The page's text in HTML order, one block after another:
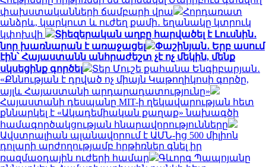
փախստականների ճամբարի վրա
Հորդառատ
անձրև, կարկուտ և ուժեղ քամի․ եղանակը կտրուկ
կփոխվի
Տիեզերական աղբը հարվածել է Լուսնին․
նոր խառնարան է առաջացել
Փաշինյան․ Երբ ասում
էին՝ Հայաստանն անհրաժեշտ չէ ոչ մեկին, մենք
սկսեցինք գործել
Տեր Մուշե քահանա Ենգիբարյան․
«Քննության է դրված ոչ միայն Կաթողիկոսի գործը,
այլև Հայաստանի արդարադատությունը»
Հայաստանի դեսպանը MIT-ի ղեկավարության հետ
քննարկել է «Ակադեմիական քաղաք» նախագծի
համագործակցության հնարավորությունները
Ավստրալիան պլանավորում է ԱՄՆ-ից 500 միլիոն
դոլարի արժողությամբ հրթիռներ գնել իր
ռազմաօդային ուժերի համար
Գևորգ Պապոյանը